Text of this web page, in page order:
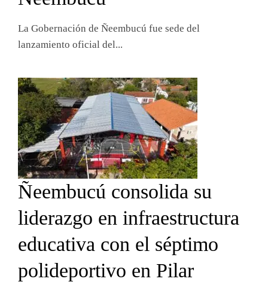
La Gobernación de Ñeembucú fue sede del
lanzamiento oficial del...
Ñeembucú consolida su
liderazgo en infraestructura
educativa con el séptimo
polideportivo en Pilar